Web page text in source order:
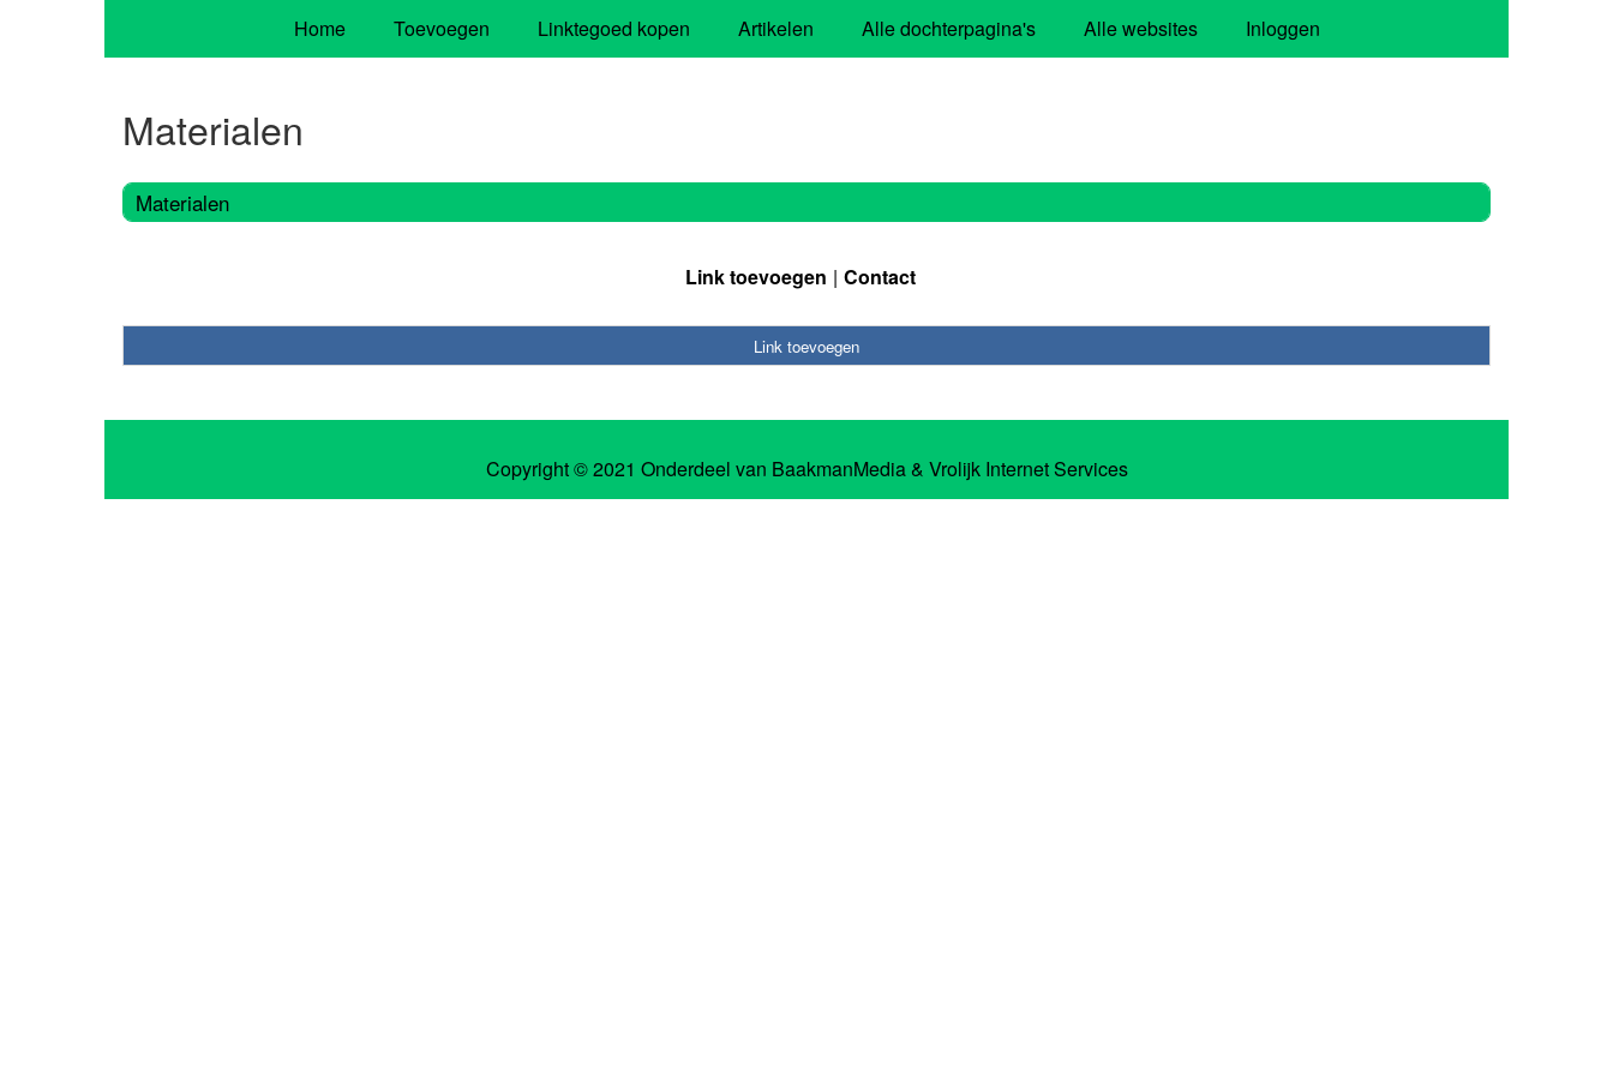
Home Toevoegen Linktegoed kopen Artikelen Alle dochterpagina's Alle websites Inloggen
Materialen
Materialen
Link toevoegen Contact
Link toevoegen
Copyright © 2021 Onderdeel van BaakmanMedia& Vrolijk Internet Services